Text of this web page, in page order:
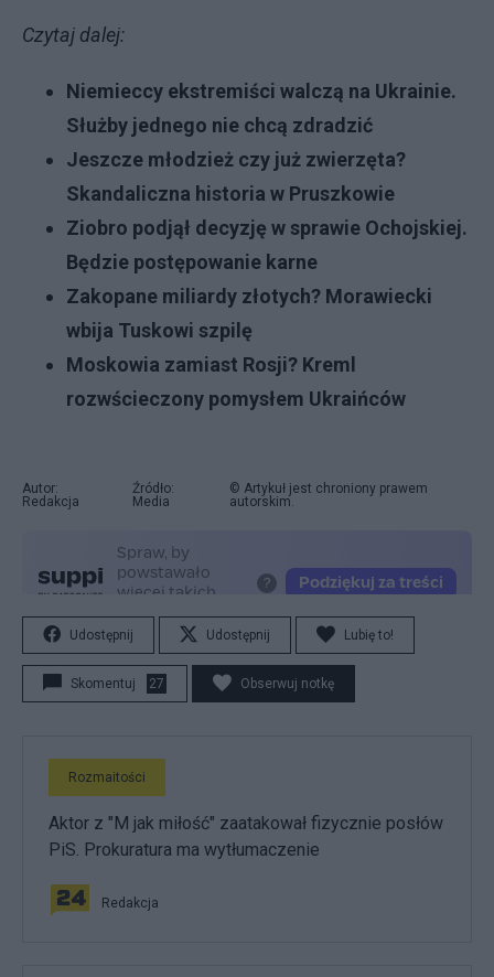
Czytaj dalej:
Niemieccy ekstremiści walczą na Ukrainie.
Służby jednego nie chcą zdradzić
Jeszcze młodzież czy już zwierzęta?
Skandaliczna historia w Pruszkowie
Ziobro podjął decyzję w sprawie Ochojskiej.
Będzie postępowanie karne
Zakopane miliardy złotych? Morawiecki
wbija Tuskowi szpilę
Moskowia zamiast Rosji? Kreml
rozwścieczony pomysłem Ukraińców
Autor:
Redakcja
Źródło:
Media
© Artykuł jest chroniony prawem
autorskim.
Udostępnij Udostępnij Lubię to!
Skomentuj 27 Obserwuj notkę
Rozmaitości
Aktor z "M jak miłość" zaatakował fizycznie posłów
PiS. Prokuratura ma wytłumaczenie
Redakcja